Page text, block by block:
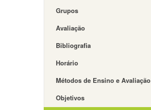
Grupos
Avaliação
Bibliografia
Horário
Métodos de Ensino e Avaliação
Objetivos